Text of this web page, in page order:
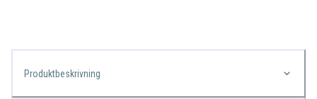
Produktbeskrivning